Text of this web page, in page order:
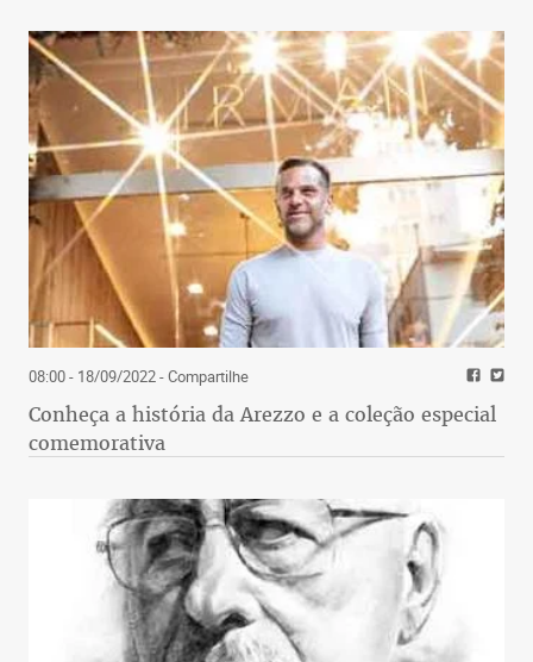
08:00 - 18/09/2022- Compartilhe
Conheça a história da Arezzo e a coleção especial
comemorativa